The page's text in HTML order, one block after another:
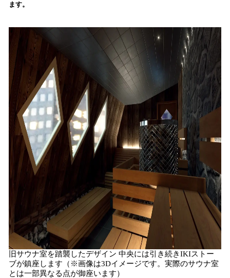
ます。
旧サウナ室を踏襲したデザイン 中央には引き続きIKIストー
ブが鎮座します（※画像は3Dイメージです。実際のサウナ室
とは一部異なる点が御座います）